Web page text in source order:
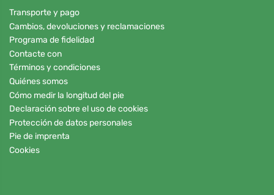
Transporte y pago
Cambios, devoluciones y reclamaciones
Programa de fidelidad
Contacte con
Términos y condiciones
Quiénes somos
Cómo medir la longitud del pie
Declaración sobre el uso de cookies
Protección de datos personales
Pie de imprenta
Cookies